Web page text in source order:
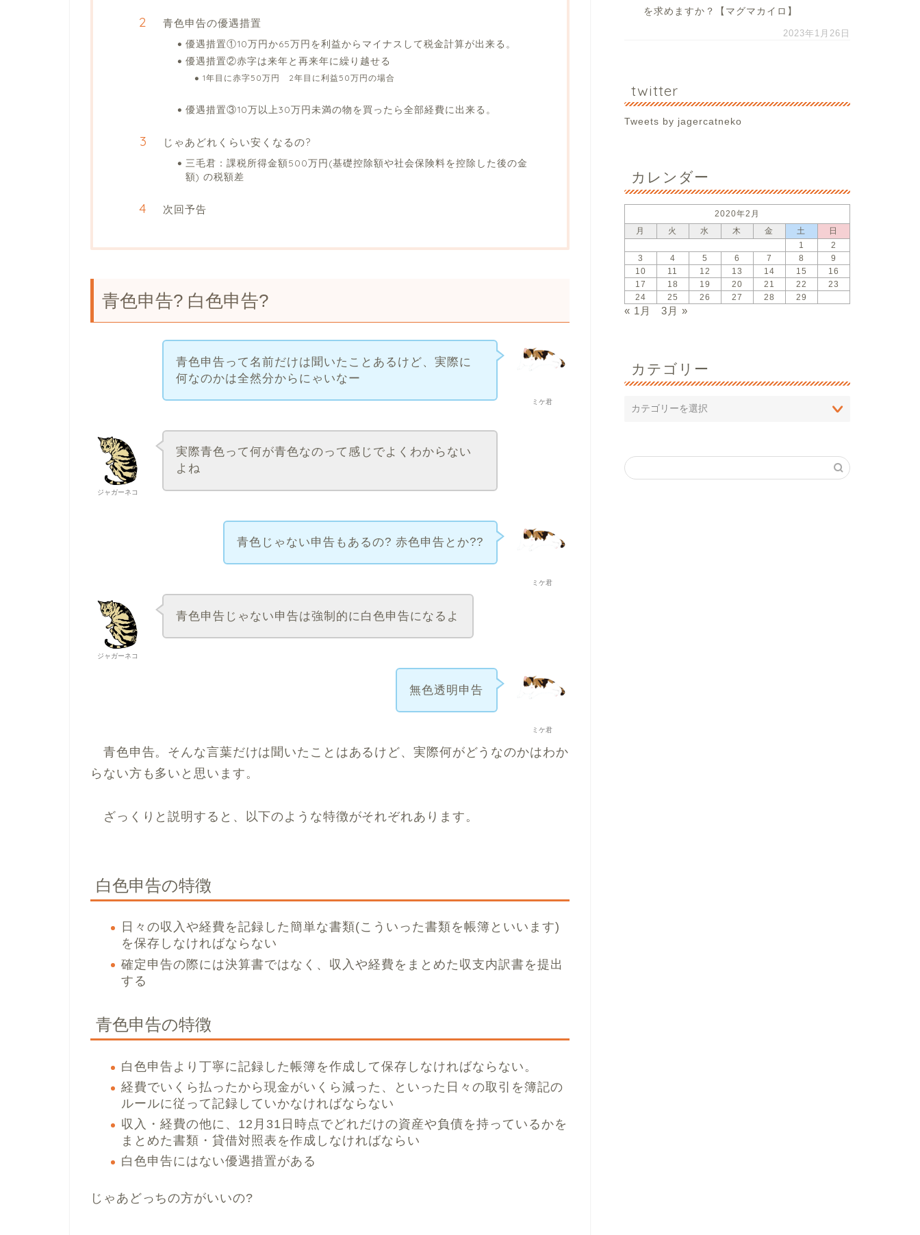
青色申告の優遇措置
優遇措置①10万円か65万円を利益からマイナスして税金計算が出来る。
優遇措置②赤字は来年と再来年に繰り越せる
1年目に赤字50万円 2年目に利益50万円の場合
優遇措置③10万以上30万円未満の物を買ったら全部経費に出来る。
じゃあどれくらい安くなるの?
三毛君：課税所得金額500万円(基礎控除額や社会保険料を控除した後の金
額) の税額差
次回予告
青色申告? 白色申告?
ミケ君
青色申告って名前だけは聞いたことあるけど、実際に
何なのかは全然分からにゃいなー
ジャガーネコ
実際青色って何が青色なのって感じでよくわからない
よね
ミケ君
青色じゃない申告もあるの? 赤色申告とか??
ジャガーネコ
青色申告じゃない申告は強制的に白色申告になるよ
ミケ君
無色透明申告
青色申告。そんな言葉だけは聞いたことはあるけど、実際何がどうなのかはわか
らない方も多いと思います。
ざっくりと説明すると、以下のような特徴がそれぞれあります。
白色申告の特徴
日々の収入や経費を記録した簡単な書類(こういった書類を帳簿といいます)
を保存しなければならない
確定申告の際には決算書ではなく、収入や経費をまとめた収支内訳書を提出
する
青色申告の特徴
白色申告より丁寧に記録した帳簿を作成して保存しなければならない。
経費でいくら払ったから現金がいくら減った、といった日々の取引を簿記の
ルールに従って記録していかなければならない
収入・経費の他に、12月31日時点でどれだけの資産や負債を持っているかを
まとめた書類・貸借対照表を作成しなければならい
白色申告にはない優遇措置がある
じゃあどっちの方がいいの?
を求めますか？【マグマカイロ】
2023年1月26日
twitter
Tweets by jagercatneko
カレンダー
2020年2月
月
火 水 木 金 土
日
1
2
3
4 5 6 7 8
9
10
11 12 13 14 15
16
17
18 19 20 21 22
23
24
25 26 27 28 29
« 1月 3月 »
カテゴリー